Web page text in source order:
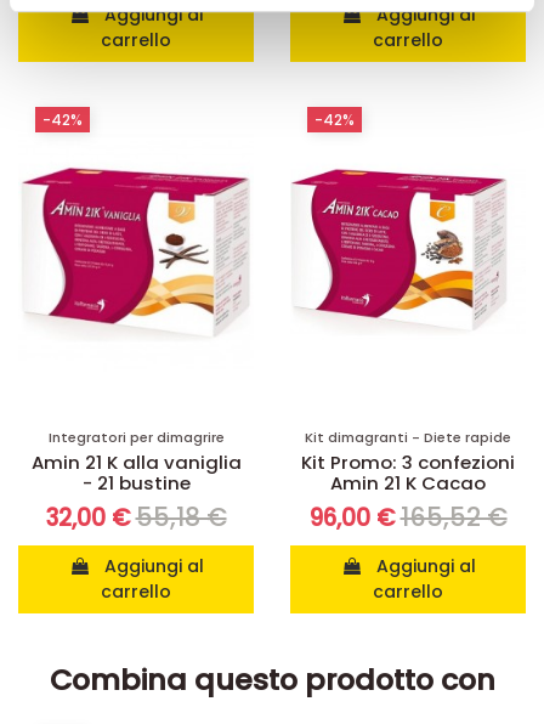
pubblicità e social media, i quali potrebbero combinarle
con altre informazioni che ha fornito loro o che hanno
Aggiungi al
carrello
Aggiungi al
carrello
Integratori per dimagrire
Amin 21 K alla vaniglia
- 21 bustine
32,00 €55,18 €
carrello
-42%
Kit dimagranti - Diete rapide
Kit Promo: 3 confezioni
Amin 21 K Cacao
96,00 €165,52 €
carrello
-42%
Combina questo prodotto con